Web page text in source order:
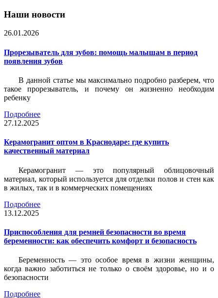
Наши новости
26.01.2026
Прорезыватель для зубов: помощь малышам в период
появления зубов
В данной статье мы максимально подробно разберем, что
такое прорезыватель, и почему он жизненно необходим
ребенку
Подробнее
27.12.2025
Керамогранит оптом в Краснодаре: где купить
качественный материал
Керамогранит — это популярный облицовочный
материал, который используется для отделки полов и стен как
в жилых, так и в коммерческих помещениях
Подробнее
13.12.2025
Приспособления для ремней безопасности во время
беременности: как обеспечить комфорт и безопасность
Беременность — это особое время в жизни женщины,
когда важно заботиться не только о своём здоровье, но и о
безопасности
Подробнее